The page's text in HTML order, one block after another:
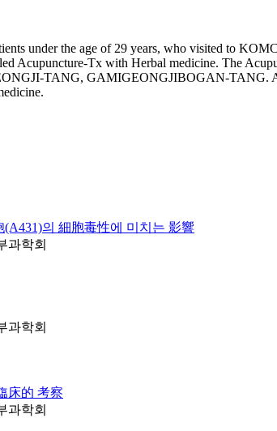
under the age of 29 years, who visited to
Acupuncture-Tx with Herbal medicine. The
TANG, GAMIGEONGJIBOGAN-TANG.
의 細胞毒性에 미치는 影響
과학회
과학회
床的 考察
과학회